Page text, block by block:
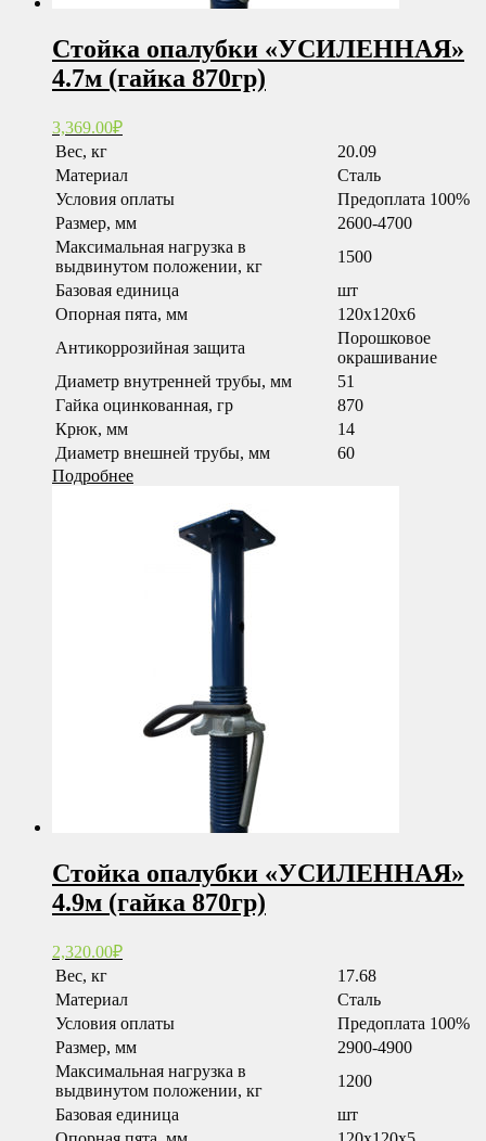
Стойка опалубки «УСИЛЕННАЯ»
4.7м (гайка 870гр)
3,369.00₽
Вес, кг
20.09
Материал
Сталь
Условия оплаты
Предоплата 100%
Размер, мм
2600-4700
Максимальная нагрузка в
выдвинутом положении, кг
1500
Базовая единица
шт
Опорная пята, мм
120x120x6
Антикоррозийная защита
Порошковое
окрашивание
Диаметр внутренней трубы, мм
51
Гайка оцинкованная, гр
870
Крюк, мм
14
Диаметр внешней трубы, мм
60
Подробнее
Стойка опалубки «УСИЛЕННАЯ»
4.9м (гайка 870гр)
2,320.00₽
Вес, кг
17.68
Материал
Сталь
Условия оплаты
Предоплата 100%
Размер, мм
2900-4900
Максимальная нагрузка в
выдвинутом положении, кг
1200
Базовая единица
шт